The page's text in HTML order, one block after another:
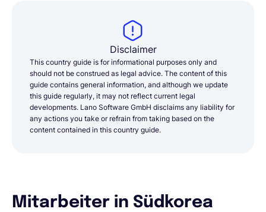
Disclaimer
This country guide is for informational purposes only and
should not be construed as legal advice. The content of this
guide contains general information, and although we update
this guide regularly, it may not reflect current legal
developments. Lano Software GmbH disclaims any liability for
any actions you take or refrain from taking based on the
content contained in this country guide.
Mitarbeiter in Südkorea